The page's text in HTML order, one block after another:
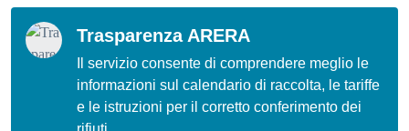
Trasparenza ARERA
Il servizio consente di comprendere meglio le
informazioni sul calendario di raccolta, le tariffe
e le istruzioni per il corretto conferimento dei